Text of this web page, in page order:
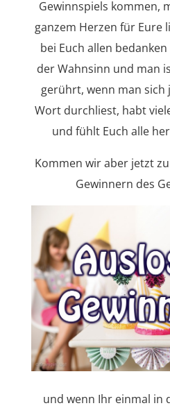
Gewinnspiels kommen,
ganzem Herzen für Eure
bei Euch allen
der Wahnsinn und man
gerührt, wenn man sich
Wort durchliest, habt
und fühlt Euch alle
Kommen wir aber jetzt
Gewinnern des
und wenn Ihr einmal in